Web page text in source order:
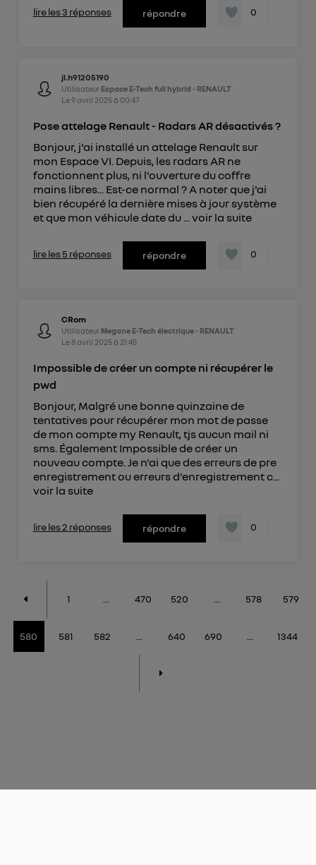
lire les 3 réponses répondre 0
jl.h91205190
Utilisateur Espace E-Tech full hybrid - RENAULT
Le9 avril 2025à 00:47
Pose attelage Renault - Radars AR désactivés ?
Bonjour, j'ai installé un attelage Renault sur
mon Espace VI. Depuis, les radars AR ne
fonctionnent plus, ni l'ouverture du coffre
mains libres... Est-ce normal ? A noter que j'ai
bien récupéré la dernière mises à jour système
et que mon véhicule date du ... voir la suite
lire les 5 réponses répondre 0
CRom
Utilisateur Megane E-Tech électrique - RENAULT
Le 8 avril 2025à 21:45
Impossible de créer un compte ni récupérer le
pwd
Bonjour, Malgré une bonne quinzaine de
tentatives pour récupérer mon mot de passe
de mon compte my Renault, tjs aucun mail ni
sms. Également Impossible de créer un
nouveau compte. Je n'ai que des erreurs de pre
enregistrement ou erreurs d'enregistrement c...
voir la suite
lire les 2 réponses répondre 0
1 470 520 578 579
580 581 582 640 690 1344